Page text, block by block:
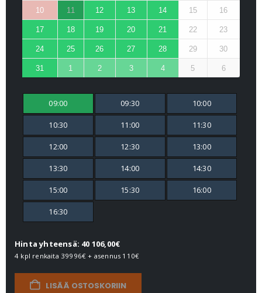
10 11 12 13 14 15 16
17 18 19 20 21 22 23
24 25 26 27 28 29 30
31 1 2 3 4 5 6
09:00 09:30 10:00
10:30 11:00 11:30
12:00 12:30 13:00
13:30 14:00 14:30
15:00 15:30 16:00
16:30
Hinta yhteensä: 40 106,00€
4 kpl renkaita 39996€ + asennus 110€
LISÄÄ OSTOSKORIIN